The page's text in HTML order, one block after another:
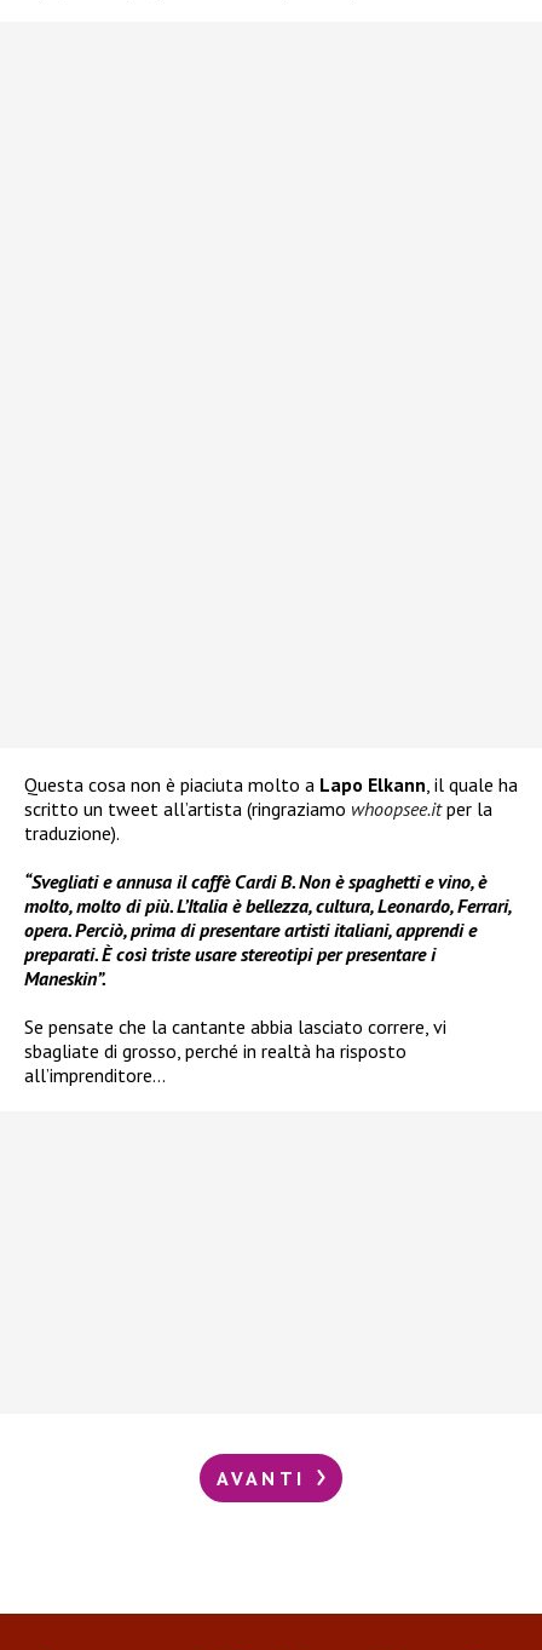
Questa cosa non è piaciuta molto a Lapo Elkann, il quale ha
scritto un tweet all’artista (ringraziamo whoopsee.itper la
traduzione).
“Svegliati e annusa il caffè Cardi B. Non è spaghetti e vino, è
molto, molto di più. L’Italia è bellezza, cultura, Leonardo, Ferrari,
opera. Perciò, prima di presentare artisti italiani, apprendi e
preparati. È così triste usare stereotipi per presentare i
Maneskin”.
Se pensate che la cantante abbia lasciato correre, vi
sbagliate di grosso, perché in realtà ha risposto
all’imprenditore…
AVANTI